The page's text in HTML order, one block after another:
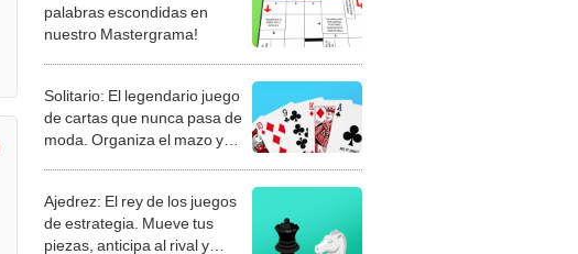
palabras escondidas en
nuestro Mastergrama!
Solitario: El legendario juego
de cartas que nunca pasa de
moda. Organiza el mazo y
Ajedrez: El rey de los juegos
de estrategia. Mueve tus
piezas, anticipa al rival y